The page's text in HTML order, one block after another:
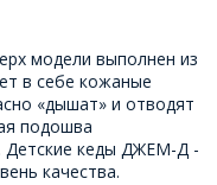
модели выполнен из
в себе кожаные
«дышат» и отводят
подошва
кеды ДЖЕМ-Д -
качества.